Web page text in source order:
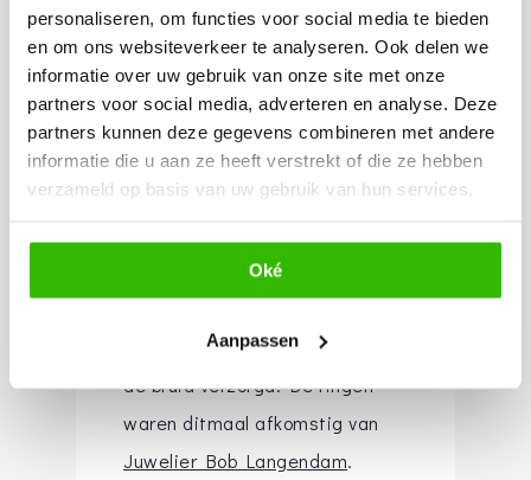
personaliseren, om functies voor social media te bieden
en om ons websiteverkeer te analyseren. Ook delen we
informatie over uw gebruik van onze site met onze
partners voor social media, adverteren en analyse. Deze
partners kunnen deze gegevens combineren met andere
informatie die u aan ze heeft verstrekt of die ze hebben
verzameld op basis van uw gebruik van hun services.
Oké
Aanpassen
Ditmaal droeg de bruid een andere
jurk van Stephanie’s
Bruidsboutique, die haar werkelijk
prachtig stond. Ook had ze een
nieuw bruidsboeket van
Bruidswerk Rotterdam in haar
handen.
het haar en make-up van
de bruid verzorgd. De ringen
waren ditmaal afkomstig van
Juwelier Bob Langendam.